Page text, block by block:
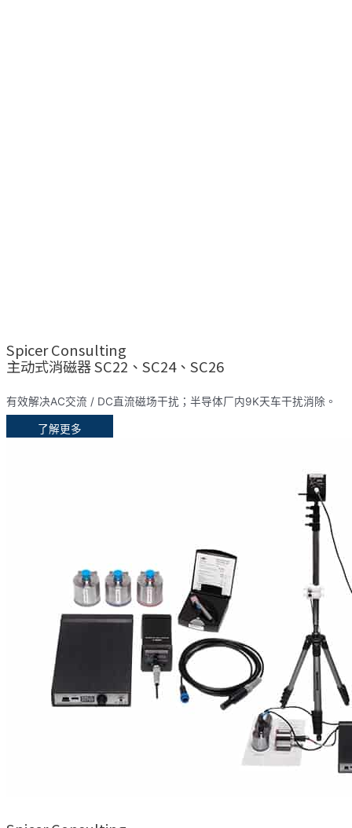
Spicer Consulting
主动式消磁器 SC22、SC24、SC26
有效解决AC交流 / DC直流磁场干扰；半导体厂内9K天车干扰消除。
了解更多